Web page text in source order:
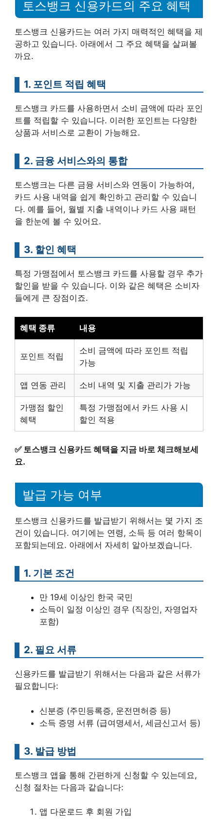
토스뱅크 신용카드의 주요 혜택
토스뱅크 신용카드는 여러 가지 매력적인 혜택을 제
공하고 있습니다. 아래에서 그 주요 혜택을 살펴볼
까요.
1. 포인트 적립 혜택
토스뱅크 카드를 사용하면서 소비 금액에 따라 포인
트를 적립할 수 있습니다. 이러한 포인트는 다양한
상품과 서비스로 교환이 가능해요.
2. 금융 서비스와의 통합
토스뱅크는 다른 금융 서비스와 연동이 가능하여,
카드 사용 내역을 쉽게 확인하고 관리할 수 있습니
다. 예를 들어, 월별 지출 내역이나 카드 사용 패턴
을 한눈에 볼 수 있어요.
3. 할인 혜택
특정 가맹점에서 토스뱅크 카드를 사용할 경우 추가
할인을 받을 수 있습니다. 이와 같은 혜택은 소비자
들에게 큰 장점이죠.
혜택 종류 내용
포인트 적립
소비 금액에 따라 포인트 적립
가능
앱 연동 관리 소비 내역 및 지출 관리가 가능
가맹점 할인
혜택
특정 가맹점에서 카드 사용 시
할인 적용
✅ 토스뱅크 신용카드 혜택을 지금 바로 체크해보세
요.
발급 가능 여부
토스뱅크 신용카드를 발급받기 위해서는 몇 가지 조
건이 있습니다. 여기에는 연령, 소득 등 여러 항목이
포함되는데요. 아래에서 자세히 알아보겠습니다.
1. 기본 조건
만 19세 이상인 한국 국민
소득이 일정 이상인 경우 (직장인, 자영업자
포함)
2. 필요 서류
신용카드를 발급받기 위해서는 다음과 같은 서류가
필요합니다:
신분증 (주민등록증, 운전면허증 등)
소득 증명 서류 (급여명세서, 세금신고서 등)
3. 발급 방법
토스뱅크 앱을 통해 간편하게 신청할 수 있는데요,
신청 절차는 다음과 같습니다:
앱 다운로드 후 회원 가입